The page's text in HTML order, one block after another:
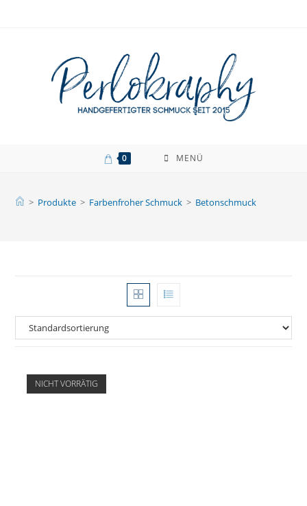
0 MENÜ
> Produkte > Farbenfroher Schmuck > Betonschmuck
NICHT VORRÄTIG